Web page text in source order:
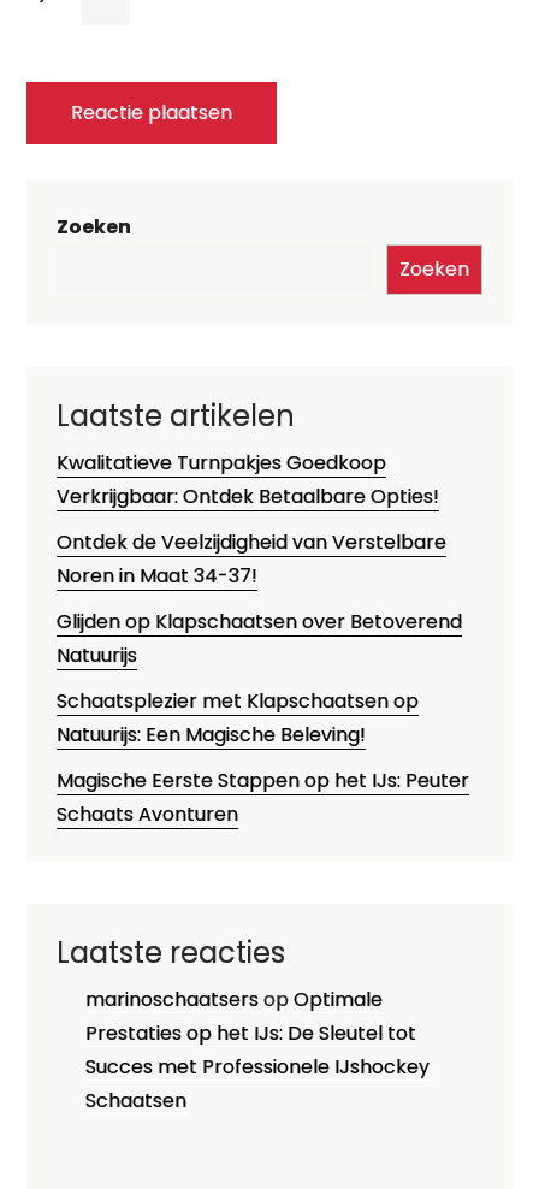
Zoeken
Zoeken
Laatste artikelen
Kwalitatieve Turnpakjes Goedkoop
Verkrijgbaar: Ontdek Betaalbare Opties!
Ontdek de Veelzijdigheid van Verstelbare
Noren in Maat 34-37!
Glijden op Klapschaatsen over Betoverend
Natuurijs
Schaatsplezier met Klapschaatsen op
Natuurijs: Een Magische Beleving!
Magische Eerste Stappen op het IJs: Peuter
Schaats Avonturen
Laatste reacties
marinoschaatsersopOptimale
Prestaties op het IJs: De Sleutel tot
Succes met Professionele IJshockey
Schaatsen